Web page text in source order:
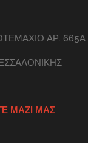
ΑΡ. 665Α
ΜΑΖΙ ΜΑΣ